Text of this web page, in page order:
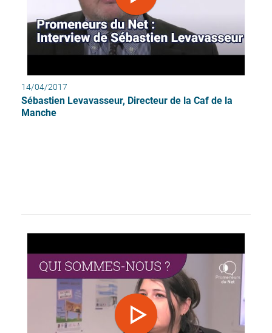
14/04/2017
Sébastien Levavasseur, Directeur de la Caf de la
Manche